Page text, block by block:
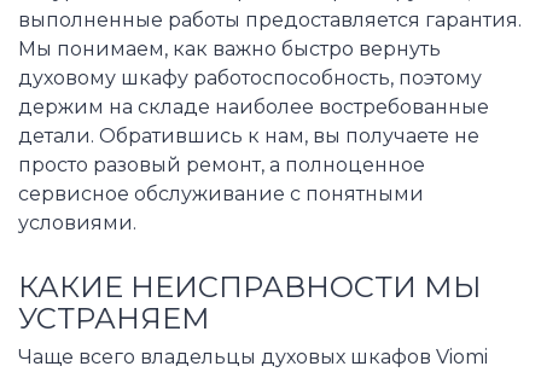
выполненные работы предоставляется гарантия.
Мы понимаем, как важно быстро вернуть
духовому шкафу работоспособность, поэтому
держим на складе наиболее востребованные
детали. Обратившись к нам, вы получаете не
просто разовый ремонт, а полноценное
сервисное обслуживание с понятными
условиями.
КАКИЕ НЕИСПРАВНОСТИ МЫ
УСТРАНЯЕМ
Чаще всего владельцы духовых шкафов Viomi